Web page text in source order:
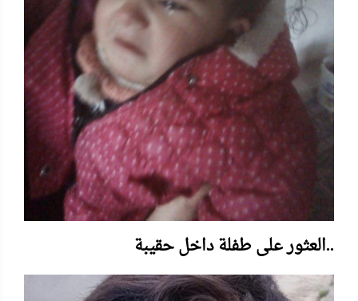
العثور على طفلة داخل حقيبة..